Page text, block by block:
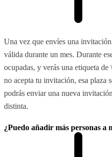
Una vez que envíes una
válida durante un mes. Durante
ocupadas, y verás una etiqueta
no acepta tu invitación, esa plaza
podrás enviar una nueva
distinta.
¿Puedo añadir más personas a